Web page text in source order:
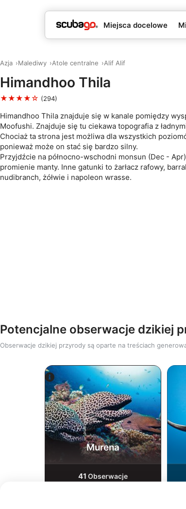
Miejsca docelowe
Azja Malediwy Atole centralne Alif Alif
Himandhoo Thila
★★★★☆ (294)
Himandhoo Thila znajduje się w kanale pomiędzy
Moofushi. Znajduje się tu ciekawa topografia z
Chociaż ta strona jest możliwa dla wszystkich
ponieważ może on stać się bardzo silny.
Przyjdźcie na północno-wschodni monsun (Dec -
promienie manty. Inne gatunki to żarłacz rafowy,
nudibranch, żółwie i napoleon wrasse.
Potencjalne obserwacje dzikiej
Obserwacje dzikiej przyrody są oparte na treściach
Alamy-WaterFrame
Murena
41 Obserwacje